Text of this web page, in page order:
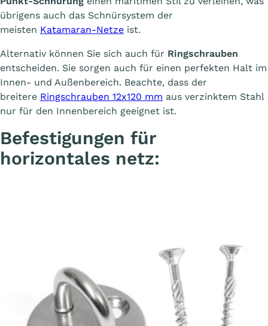
übrigens auch das Schnürsystem der
meisten Katamaran-Netze ist.
Alternativ können Sie sich auch für Ringschrauben
entscheiden. Sie sorgen auch für einen perfekten Halt im
Innen- und Außenbereich. Beachte, dass der
breitere Ringschrauben 12x120 mm aus verzinktem Stahl
nur für den Innenbereich geeignet ist.
Befestigungen für
horizontales netz: